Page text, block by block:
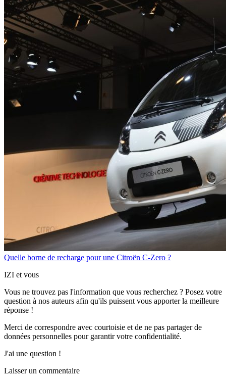
Quelle borne de recharge pour une Citroën C-Zero ?
IZI et vous
Vous ne trouvez pas l'information que vous recherchez ? Posez votre
question à nos auteurs afin qu'ils puissent vous apporterla meilleure
réponse !
Merci de correspondre avec courtoisie et de ne pas partagerde
données personnelles pour garantir votre confidentialité.
J'ai une question !
Laisser un commentaire